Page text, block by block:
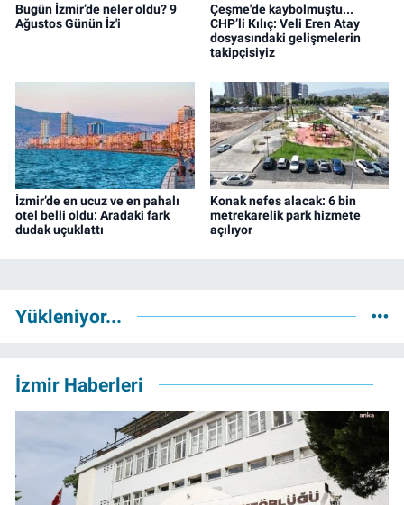
Bugün İzmir’de neler oldu? 9
Ağustos Günün İz'i
Çeşme'de kaybolmuştu...
CHP’li Kılıç: Veli Eren Atay
dosyasındaki gelişmelerin
takipçisiyiz
İzmir’de en ucuz ve en pahalı
otel belli oldu: Aradaki fark
dudak uçuklattı
Konak nefes alacak: 6 bin
metrekarelik park hizmete
açılıyor
Yükleniyor...
İzmir Haberleri